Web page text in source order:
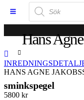
Produktsökning
Hans
HANS AGNE
sminkspegel
5800 kr